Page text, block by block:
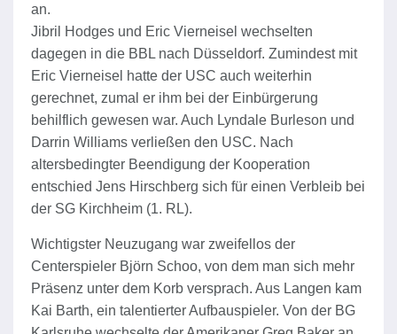
an.
Jibril Hodges und Eric Vierneisel wechselten
dagegen in die BBL nach Düsseldorf. Zumindest mit
Eric Vierneisel hatte der USC auch weiterhin
gerechnet, zumal er ihm bei der Einbürgerung
behilflich gewesen war. Auch Lyndale Burleson und
Darrin Williams verließen den USC. Nach
altersbedingter Beendigung der Kooperation
entschied Jens Hirschberg sich für einen Verbleib bei
der SG Kirchheim (1. RL).
Wichtigster Neuzugang war zweifellos der
Centerspieler Björn Schoo, von dem man sich mehr
Präsenz unter dem Korb versprach. Aus Langen kam
Kai Barth, ein talentierter Aufbauspieler. Von der BG